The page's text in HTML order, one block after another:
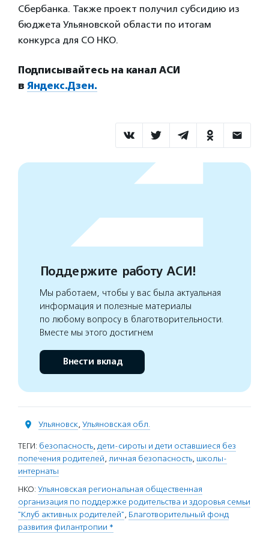
Сбербанка. Также проект получил субсидию из
бюджета Ульяновской области по итогам
конкурса для СО НКО.
Подписывайтесь на канал АСИ
в Яндекс.Дзен.
Поддержите работу АСИ!
Мы работаем, чтобы у вас была актуальная
информация и полезные материалы
по любому вопросу в благотворительности.
Вместе мы этого достигнем
Внести вклад
Ульяновск, Ульяновская обл.
ТЕГИ: безопасность, дети-сироты и дети оставшиеся без
попечения родителей, личная безопасность, школы-
интернаты
НКО: Ульяновская региональная общественная
организация по поддержке родительства и здоровья семьи
"Клуб активных родителей", Благотворительный фонд
развития филантропии *